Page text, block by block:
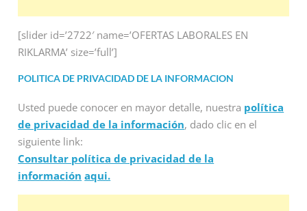
[slider id=’2722′ name=’OFERTAS LABORALES EN
RIKLARMA’ size=’full’]
POLITICA DE PRIVACIDAD DE LA INFORMACION
Usted puede conocer en mayor detalle, nuestra política
de privacidad de la información, dado clic en el
siguiente link:
Consultar política de privacidad de la
información aqui.